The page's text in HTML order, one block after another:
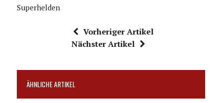
Superhelden
Vorheriger Artikel
Nächster Artikel
ÄHNLICHE ARTIKEL